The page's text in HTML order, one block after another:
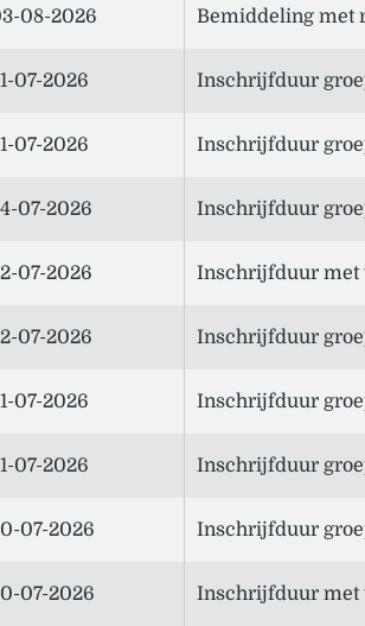
08-2026 Bemiddeling met
07-2026 Inschrijfduur
07-2026 Inschrijfduur
07-2026 Inschrijfduur
07-2026 Inschrijfduur met
07-2026 Inschrijfduur
07-2026 Inschrijfduur
07-2026 Inschrijfduur
07-2026 Inschrijfduur
07-2026 Inschrijfduur met